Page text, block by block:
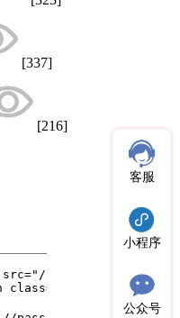
[337]
[216]
客服
小程序
公众号